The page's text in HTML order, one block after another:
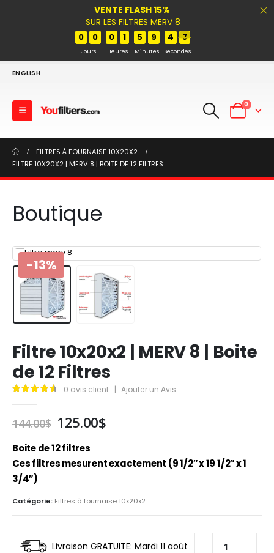
VENTE FLASH 15%
SUR LES FILTRES MERV 8
0 0
Jours
0 1
Heures
5 9
Minutes
4 7
Secondes
ENGLISH
0
FILTRES À FOURNAISE 10X20X2
FILTRE 10X20X2 | MERV 8 | BOITE DE 12 FILTRES
Boutique
-13%
Filtre 10x20x2 | MERV 8 | Boite
de 12 Filtres
0 avis client Ajouter un Avis
144.00$ Le
initial
était :
125.00$Le
est :
Boite de 12 filtres
Ces filtres mesurent exactement (9 1/2″ x 19 1/2″ x 1
3/4″)
Catégorie: Filtres à fournaise 10x20x2
Livraison GRATUITE: Mardi 11 août